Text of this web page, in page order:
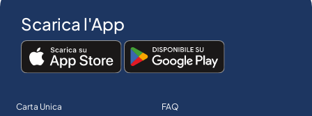
Scarica l'App
Carta Unica FAQ